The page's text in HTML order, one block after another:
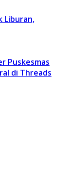
Liburan,
Puskesmas
di Threads